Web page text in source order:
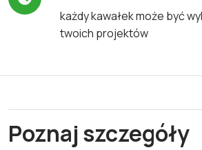
każdy kawałek może być
twoich projektów
Poznaj szczegóły